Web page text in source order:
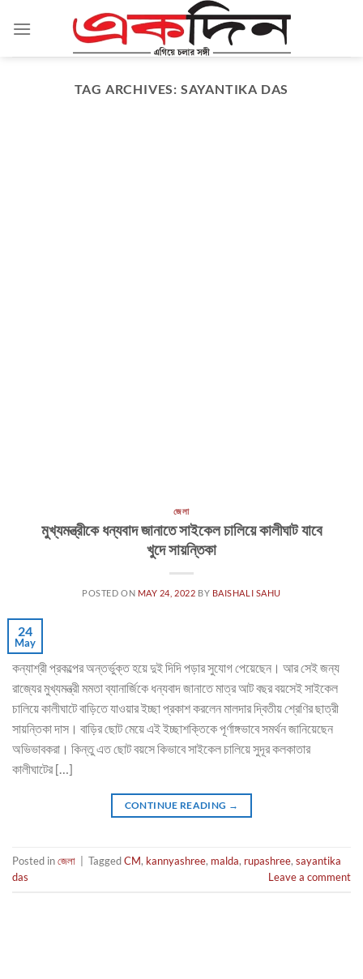
TAG ARCHIVES: SAYANTIKA DAS
জেলা
মুখ্যমন্ত্রীকে ধন্যবাদ জানাতে সাইকেল চালিয়ে কালীঘাট যাবে
খুদে সায়ন্তিকা
POSTED ON MAY 24, 2022 BY BAISHALI SAHU
24
May
কন্যাশ্রী প্রকল্পের অন্তর্ভুক্ত হয়ে দুই দিদি পড়ার সুযোগ পেয়েছেন। আর সেই জন্য
রাজ্যের মুখ্যমন্ত্রী মমতা ব্যানার্জিকে ধন্যবাদ জানাতে মাত্র আট বছর বয়সেই সাইকেল
চালিয়ে কালীঘাটে বাড়িতে যাওয়ার ইচ্ছা প্রকাশ করলেন মালদার দ্বিতীয় শ্রেণির ছাত্রী
সায়ন্তিকা দাস। বাড়ির ছোট মেয়ে এই ইচ্ছাশক্তিকে পূর্ণাঙ্গভাবে সমর্থন জানিয়েছেন
অভিভাবকরা। কিন্তু এত ছোট বয়সে কিভাবে সাইকেল চালিয়ে সুদূর কলকাতার
কালীঘাটের […]
CONTINUE READING →
Posted inজেলা TaggedCM, kannyashree, malda, rupashree, sayantika
das
Leave a comment